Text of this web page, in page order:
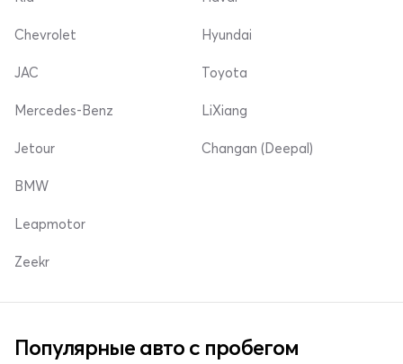
Chevrolet Hyundai
JAC
Mercedes-Benz
Jetour
Toyota
LiXiang
Changan (Deepal)
BMW
Leapmotor
Zeekr
Популярные авто с пробегом